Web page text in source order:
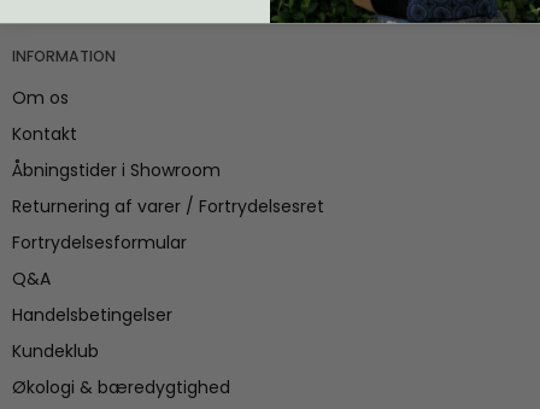
INFORMATION
Om os
Kontakt
Åbningstider i Showroom
Returnering af varer / Fortrydelsesret
Fortrydelsesformular
Q&A
Handelsbetingelser
Kundeklub
Økologi & bæredygtighed